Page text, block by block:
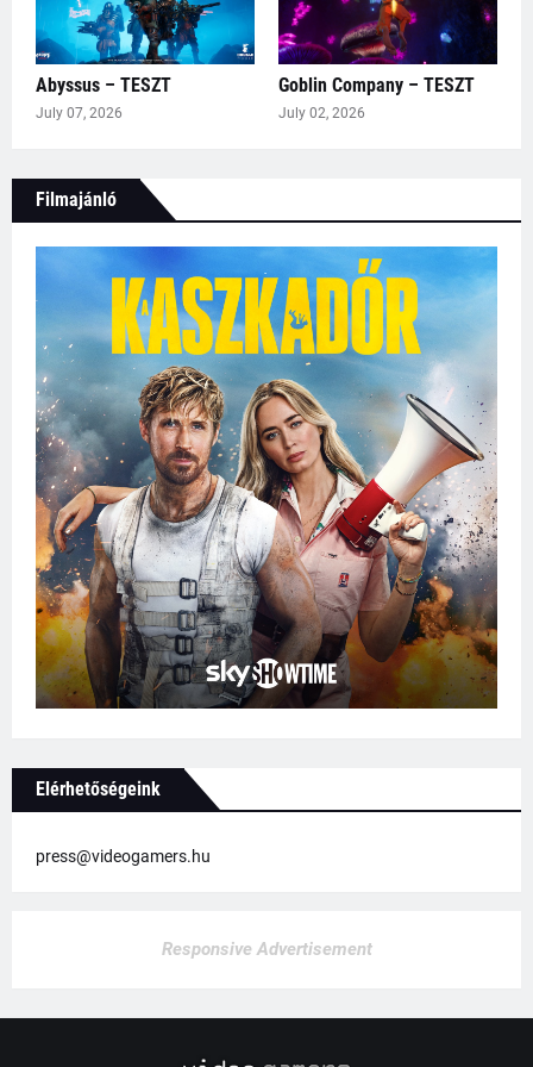
Abyssus – TESZT
July 07, 2026
Goblin Company – TESZT
July 02, 2026
Filmajánló
Elérhetőségeink
press@videogamers.hu
Responsive Advertisement